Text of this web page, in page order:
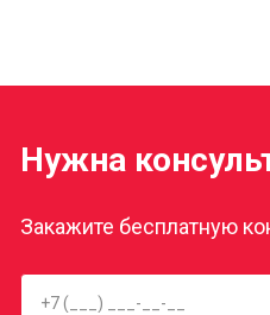
Нужна
Закажите бесплатную